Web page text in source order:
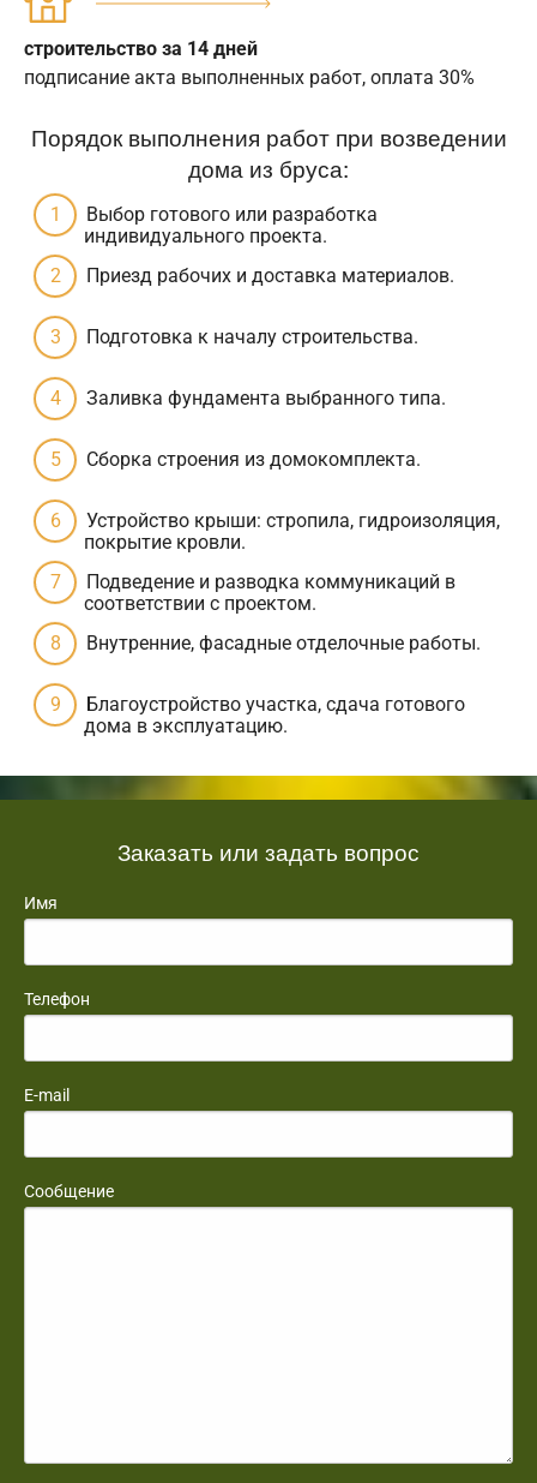
строительство за 14 дней
подписание акта выполненных работ, оплата 30%
Порядок выполнения работ при возведении
дома из бруса:
Выбор готового или разработка
индивидуального проекта.
Приезд рабочих и доставка материалов.
Подготовка к началу строительства.
Заливка фундамента выбранного типа.
Сборка строения из домокомплекта.
Устройство крыши: стропила, гидроизоляция,
покрытие кровли.
Подведение и разводка коммуникаций в
соответствии с проектом.
Внутренние, фасадные отделочные работы.
Благоустройство участка, сдача готового
дома в эксплуатацию.
Заказать или задать вопрос
Имя
Телефон
E-mail
Сообщение